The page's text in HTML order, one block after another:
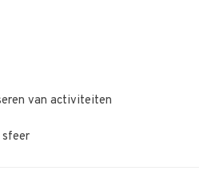
van activiteiten
sfeer